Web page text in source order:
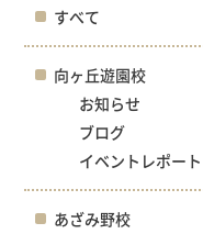
すべて
向ヶ丘遊園校
お知らせ
ブログ
イベントレポート
あざみ野校